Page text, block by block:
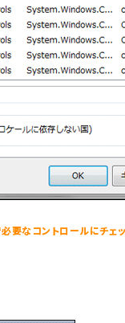
必要なコントロールにチェ